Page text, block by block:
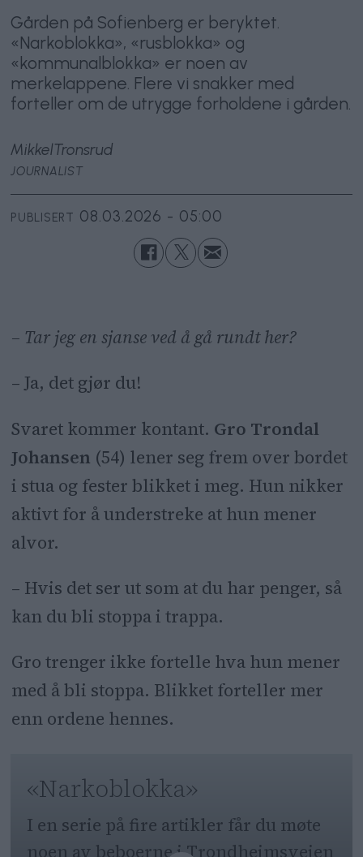
Gården på Sofienberg er beryktet.
«Narkoblokka», «rusblokka» og
«kommunalblokka» er noen av
merkelappene. Flere vi snakker med
forteller om de utrygge forholdene i gården.
MikkelTronsrud
JOURNALIST
PUBLISERT 08.03.2026 - 05:00
– Tar jeg en sjanse ved å gå rundt her?
– Ja, det gjør du!
Svaret kommer kontant. Gro Trondal
Johansen (54) lener seg frem over bordet
i stua og fester blikket i meg. Hun nikker
aktivt for å understreke at hun mener
alvor.
– Hvis det ser ut som at du har penger, så
kan du bli stoppa i trappa.
Gro trenger ikke fortelle hva hun mener
med å bli stoppa. Blikket forteller mer
enn ordene hennes.
«Narkoblokka»
I en serie på fire artikler får du møte
noen av beboerne i Trondheimsveien